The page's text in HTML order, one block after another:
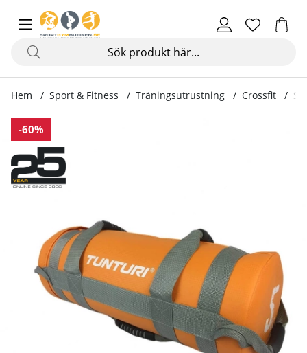
Hem Sport & Fitness Träningsutrustning Crossfit
-60%
Produktbilder Strength Bag